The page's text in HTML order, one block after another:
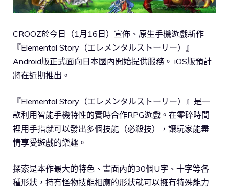
CROOZ於今日（1月16日）宣佈、原生手機遊戲新作
『Elemental Story（エレメンタルストーリー）』
Android版正式面向日本國內開始提供服務。 iOS版預計
將在近期推出。
『Elemental Story（エレメンタルストーリー）』是一
款利用智能手機特性的實時合作RPG遊戲。在零碎時間
裡用手指就可以發出多個技能（必殺技），讓玩家能盡
情享受遊戲的樂趣。
探索是本作最大的特色、畫面內的30個U字、十字等各
種形狀，持有怪物技能相應的形狀就可以擁有特殊能力